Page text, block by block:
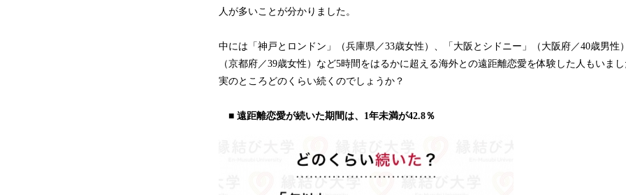
人が多いことが分かりました。
中には「神戸とロンドン」（兵庫県／33歳女性）、「大阪とシドニー」（大阪府／40歳男性
（京都府／39歳女性）など5時間をはるかに超える海外との遠距離恋愛を体験した人もいまし
実のところどのくらい続くのでしょうか？
■ 遠距離恋愛が続いた期間は、1年未満が42.8％